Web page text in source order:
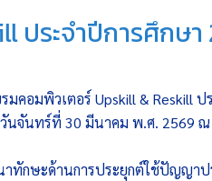
ประจำปีการศึกษา
มคอมพิวเตอร์ Upskill &
นจันทร์ที่ 30 มีนาคม พ.ศ. 2569
กษะด้านการประยุกต์ใช้ปัญญาป